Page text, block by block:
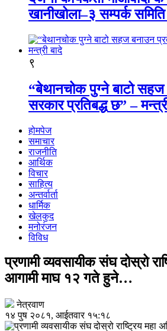
खानीखोला–३ सम्पर्क
९
“बेथानचोक पुग्ने बाटो
सरकार प्रतिबद्ध छ” –
होमपेज
समाचार
राजनीति
आर्थिक
विचार
साहित्य
अन्तर्वार्ता
धार्मिक
खेलकुद
मनोरंजन
विविध
प्रणामी व्यवसायीक संघ दोस्रो
आगामी माघ १२ गते हुने…
नेत्रवाण
१४ पुष २०८१, आईतवार १५:१८